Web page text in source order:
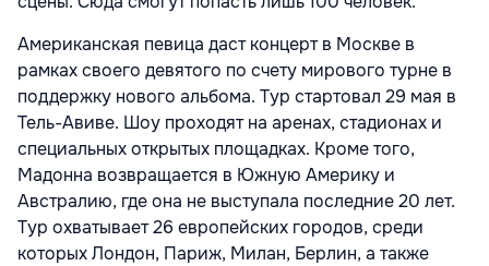
Американская певица даст концерт в Москве в
рамках своего девятого по счету мирового турне в
поддержку нового альбома. Тур стартовал 29 мая в
Тель-Авиве. Шоу проходят на аренах, стадионах и
специальных открытых площадках. Кроме того,
Мадонна возвращается в Южную Америку и
Австралию, где она не выступала последние 20 лет.
Тур охватывает 26 европейских городов, среди
которых Лондон, Париж, Милан, Берлин, а также